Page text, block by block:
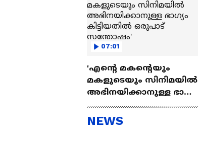
07:01
'എന്റെ മകന്റെയും
മകളുടെയും സിനിമയിൽ
അഭിനയിക്കാനുള്ള ഭാഗ്യം
കിട്ടിയതിൽ ഒരുപാട്
സന്തോഷം'
NEWS